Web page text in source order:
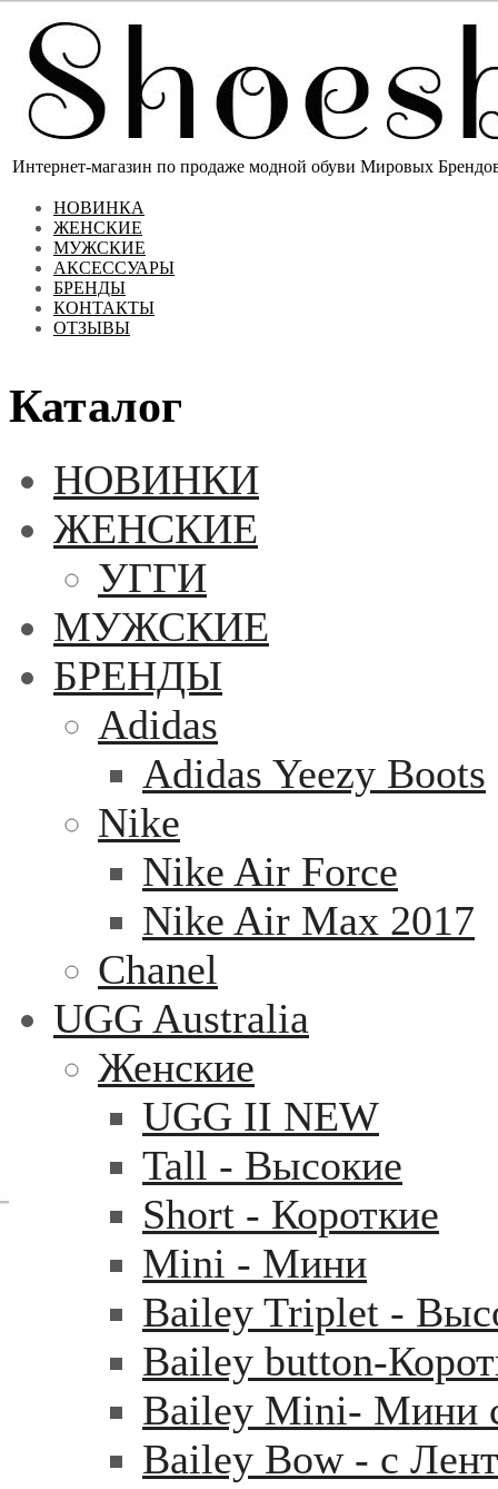
Интернет-магазин по продаже модной обуви Мировых
НОВИНКА
ЖЕНСКИЕ
МУЖСКИЕ
АКСЕССУАРЫ
БРЕНДЫ
КОНТАКТЫ
ОТЗЫВЫ
Каталог
НОВИНКИ
ЖЕНСКИЕ
УГГИ
МУЖСКИЕ
БРЕНДЫ
Adidas
Adidas Yeezy Boots
Nike
Nike Air Force
Nike Air Max 2017
Chanel
UGG Australia
Женские
UGG II NEW
Tall - Высокие
Short - Короткие
Mini - Mини
Bailey Triplet -
Bailey button-
Bailey Mini- Мини
Bailey Bow - с